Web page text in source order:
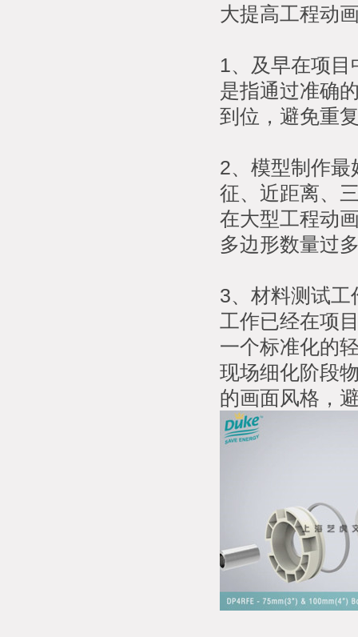
大提高工程动
1、及早在项
是指通过准确
到位，避免重
2、模型制作
征、近距离、
在大型工程动
多边形数量过
3、材料测试
工作已经在项
一个标准化的
现场细化阶段
的画面风格，